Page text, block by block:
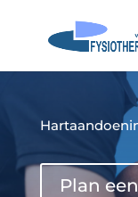
Plan